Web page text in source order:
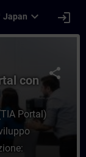
Japan expand_more login
da
share
con
Portal)